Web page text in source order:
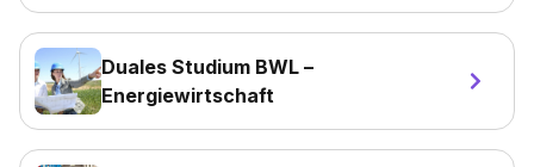
Duales Studium BWL –
Energiewirtschaft